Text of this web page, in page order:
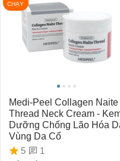
CHẠY
Medi-Peel Collagen Naite
Thread Neck Cream -
Dưỡng Chống Lão Hóa
Vùng Da Cổ
5
1